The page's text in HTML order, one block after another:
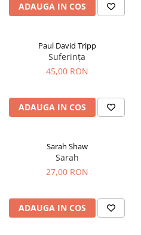
ADAUGA IN COS
Paul David Tripp
Suferința
45,00 RON
ADAUGA IN COS
Sarah Shaw
Sarah
27,00 RON
ADAUGA IN COS